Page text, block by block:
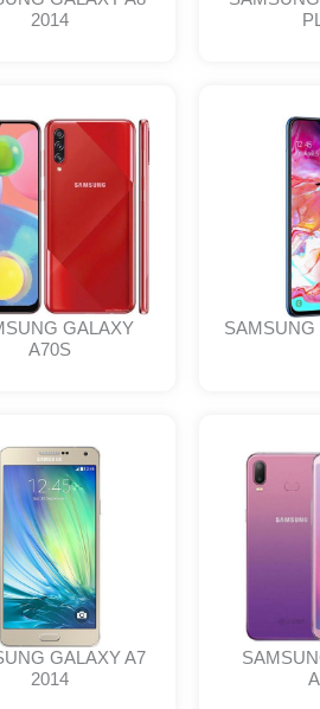
2014
GALAXY
A70S
SAMSUNG
GALAXY A7
2014